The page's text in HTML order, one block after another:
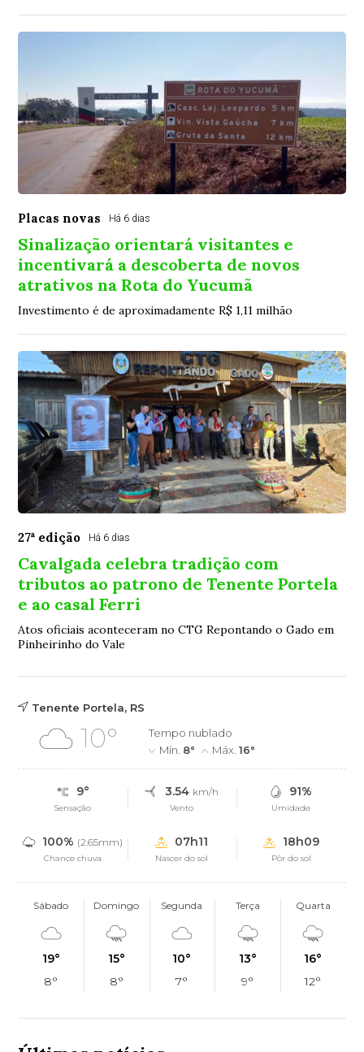
Placas novas Há 6 dias
Sinalização orientará visitantes e
incentivará a descoberta de novos
atrativos na Rota do Yucumã
Investimento é de aproximadamente R$ 1,11 milhão
27ª edição Há 6 dias
Cavalgada celebra tradição com
tributos ao patrono de Tenente Portela
e ao casal Ferri
Atos oficiais aconteceram no CTG Repontando o Gado em
Pinheirinho do Vale
Tenente Portela, RS
10°
Tempo nublado
Mín. 8° Máx.16°
9°
Sensação
3.54 km/h
Vento
91%
Umidade
100% (2.65mm)
Chance chuva
07h11
Nascer do sol
18h09
Pôr do sol
Sábado
19°
8°
Domingo
15°
8°
Segunda
10°
7°
Terça
13°
9°
Quarta
16°
12°